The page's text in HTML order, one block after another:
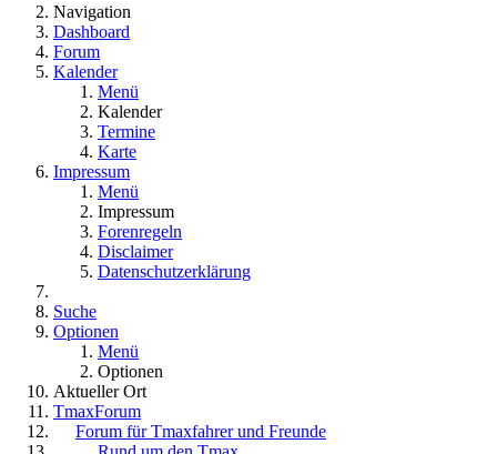
Navigation
Dashboard
Forum
Kalender
Menü
Kalender
Termine
Karte
Impressum
Menü
Impressum
Forenregeln
Disclaimer
Datenschutzerklärung
Suche
Optionen
Menü
Optionen
Aktueller Ort
TmaxForum
Forum für Tmaxfahrer und Freunde